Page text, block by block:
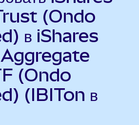
(Ondo
в iShares
(Ondo
(IBITon в